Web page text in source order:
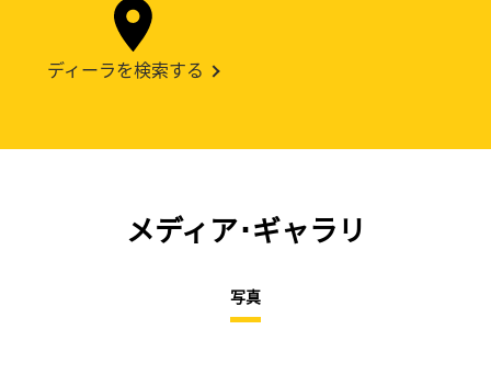
ディーラを検索する
メディア･ギャラリ
写真